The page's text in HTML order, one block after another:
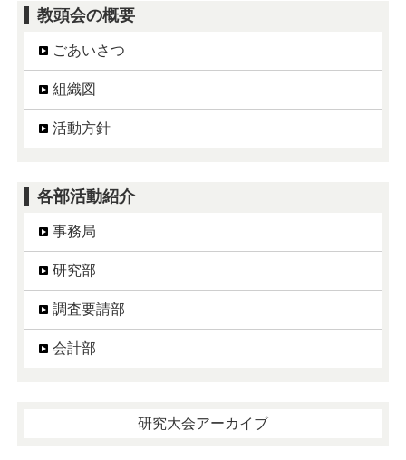
教頭会の概要
ごあいさつ
組織図
活動方針
各部活動紹介
事務局
研究部
調査要請部
会計部
研究大会アーカイブ